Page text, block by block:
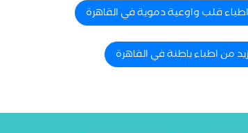
قلب واوعية دموية في القاهرة
من اطباء باطنة في القاهرة